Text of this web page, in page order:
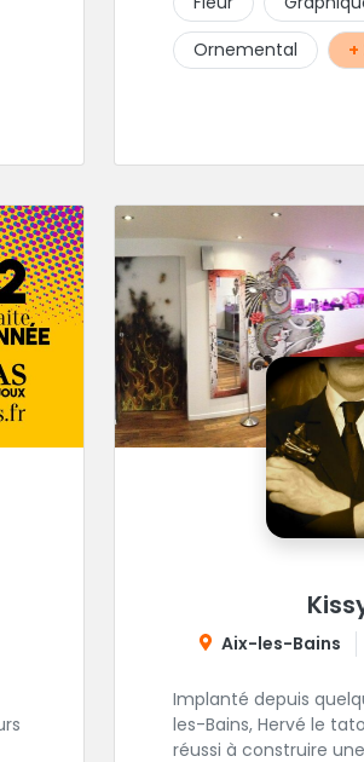
Ornemental
+
Aix-les-Bains
Implanté depuis
les-Bains, Hervé le
réussi à construire